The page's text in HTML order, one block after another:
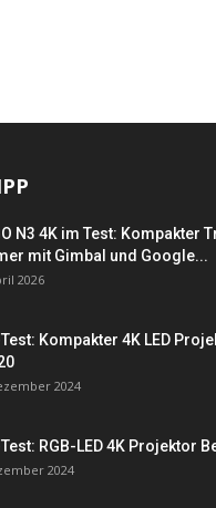
N3 4K im Test: Kompakter
mit Gimbal und Google...
2026
Kompakter 4K LED
2024
RGB-LED 4K Projektor
2024